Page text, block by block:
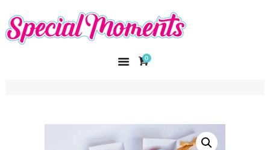
0
SPECIAL MOMENTS
El amor hecho arte
CURSOS
CONTACTO